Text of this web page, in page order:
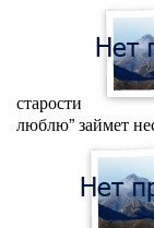
старости
люблю” займет